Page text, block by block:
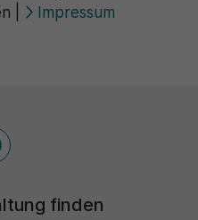
Impressum
finden